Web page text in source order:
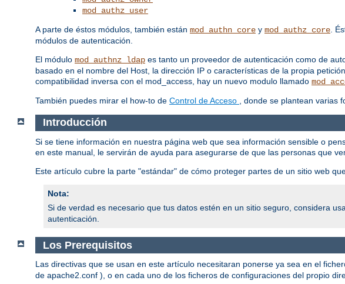
mod_authz_user
A parte de éstos módulos, también están mod_authn_core y mod_authz_core .
módulos de autenticación.
El módulo mod_authnz_ldap es tanto un proveedor de autenticación como de
basado en el nombre del Host, la dirección IP o características de la propia
compatibilidad inversa con el mod_access, hay un nuevo modulo llamado
También puedes mirar el how-to de Control de Acceso , donde se plantean varias
Introducción
Si se tiene información en nuestra página web que sea información sensible o
en este manual, le servirán de ayuda para asegurarse de que las personas que
Este artículo cubre la parte "estándar" de cómo proteger partes de un sitio web
Nota:
Si de verdad es necesario que tus datos estén en un sitio seguro, considera
autenticación.
Los Prerequisitos
Las directivas que se usan en este artículo necesitaran ponerse ya sea en el
de apache2.conf ), o en cada uno de los ficheros de configuraciones del propio